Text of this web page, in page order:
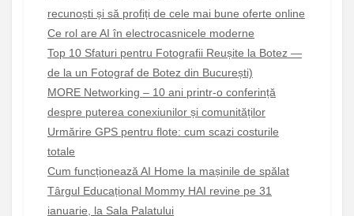
recunoști și să profiți de cele mai bune oferte online
Ce rol are AI în electrocasnicele moderne
Top 10 Sfaturi pentru Fotografii Reușite la Botez —
de la un Fotograf de Botez din București)
MORE Networking – 10 ani printr-o conferință
despre puterea conexiunilor și comunităților
Urmărire GPS pentru flote: cum scazi costurile
totale
Cum funcționează AI Home la mașinile de spălat
Târgul Educațional Mommy HAI revine pe 31
ianuarie, la Sala Palatului